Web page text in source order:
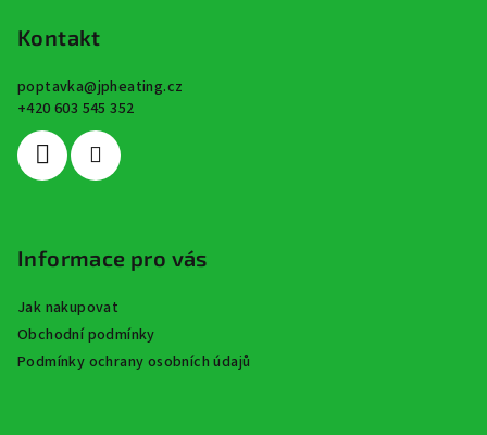
Kontakt
poptavka@jpheating.cz
+420 603 545 352
Informace pro vás
Jak nakupovat
Obchodní podmínky
Podmínky ochrany osobních údajů